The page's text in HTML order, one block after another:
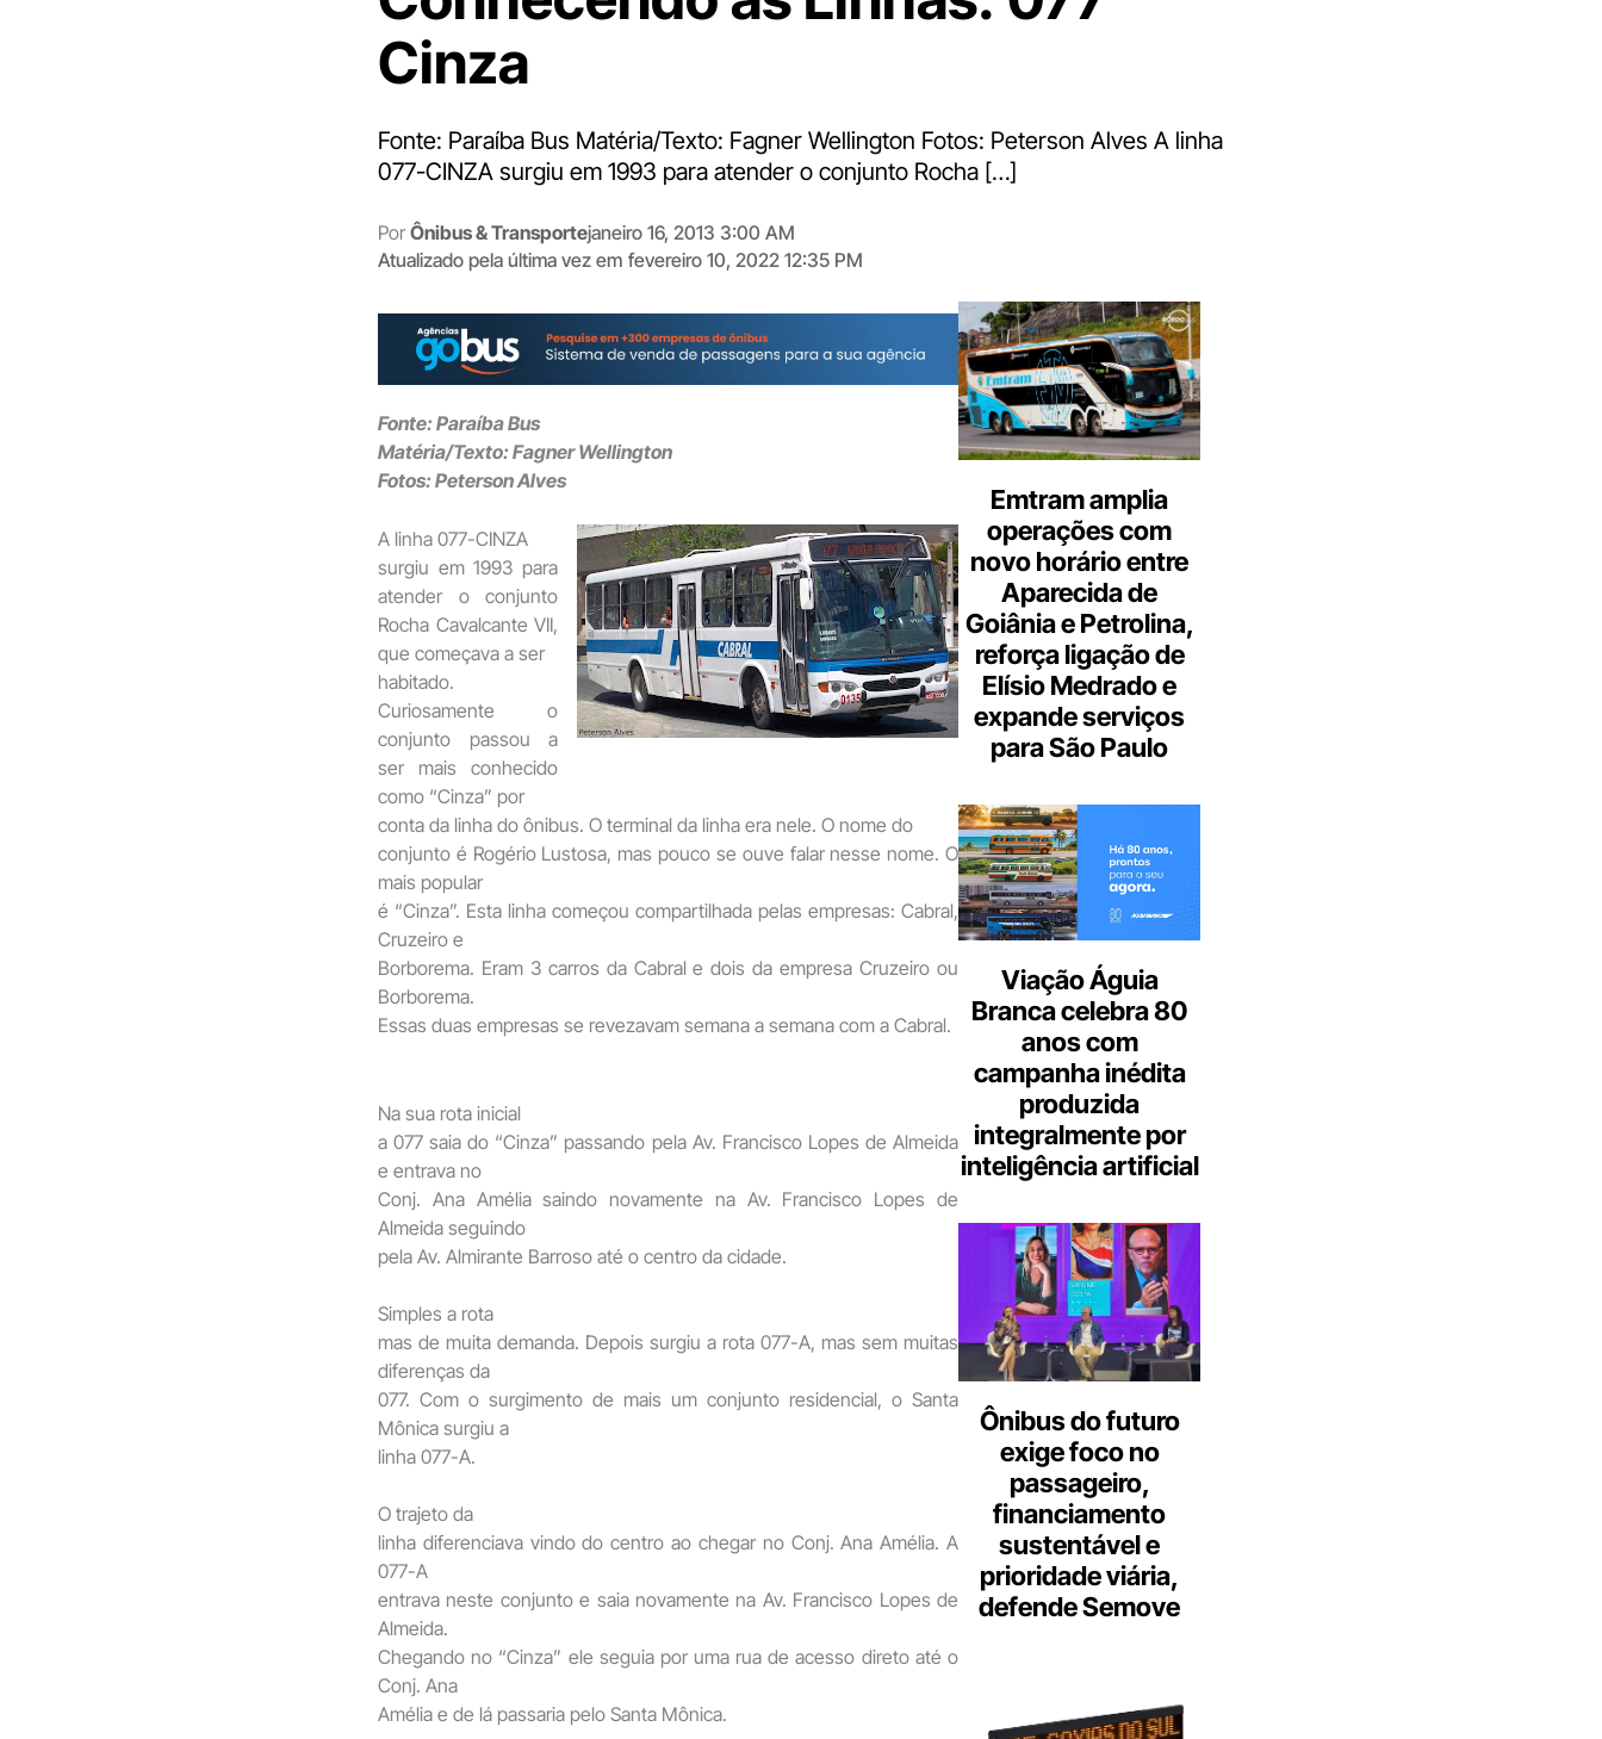
Cinza
Fonte: Paraíba Bus Matéria/Texto: Fagner Wellington Fotos: Peterson Alves A linha
077-CINZA surgiu em 1993 para atender o conjunto Rocha […]
Por Ônibus & Transportejaneiro 16, 2013 3:00 AM
Atualizado pela última vez em fevereiro 10, 2022 12:35 PM
Fonte: Paraíba Bus
Matéria/Texto: Fagner Wellington
Fotos: Peterson Alves
A linha 077-CINZA
surgiu em 1993 para
atender o conjunto
Rocha Cavalcante VII,
que começava a ser
habitado.
Curiosamente o
conjunto passou a
ser mais conhecido
como “Cinza” por
conta da linha do ônibus. O terminal da linha era nele. O nome do
conjunto é Rogério Lustosa, mas pouco se ouve falar nesse nome. O
mais popular
é “Cinza”. Esta linha começou compartilhada pelas empresas: Cabral,
Cruzeiro e
Borborema. Eram 3 carros da Cabral e dois da empresa Cruzeiro ou
Borborema.
Essas duas empresas se revezavam semana a semana com a Cabral.
Na sua rota inicial
a 077 saia do “Cinza” passando pela Av. Francisco Lopes de Almeida
e entrava no
Conj. Ana Amélia saindo novamente na Av. Francisco Lopes de
Almeida seguindo
pela Av. Almirante Barroso até o centro da cidade.
Simples a rota
mas de muita demanda. Depois surgiu a rota 077-A, mas sem muitas
diferenças da
077. Com o surgimento de mais um conjunto residencial, o Santa
Mônica surgiu a
linha 077-A.
O trajeto da
linha diferenciava vindo do centro ao chegar no Conj. Ana Amélia. A
077-A
entrava neste conjunto e saia novamente na Av. Francisco Lopes de
Almeida.
Chegando no “Cinza” ele seguia por uma rua de acesso direto até o
Conj. Ana
Amélia e de lá passaria pelo Santa Mônica.
Emtram amplia
operações com
novo horário entre
Aparecida de
Goiânia e Petrolina,
reforça ligação de
Elísio Medrado e
expande serviços
para São Paulo
Viação Águia
Branca celebra 80
anos com
campanha inédita
produzida
integralmente por
inteligência artificial
Ônibus do futuro
exige foco no
passageiro,
financiamento
sustentável e
prioridade viária,
defende Semove
Digite
aqui
o
seu
e-
mail